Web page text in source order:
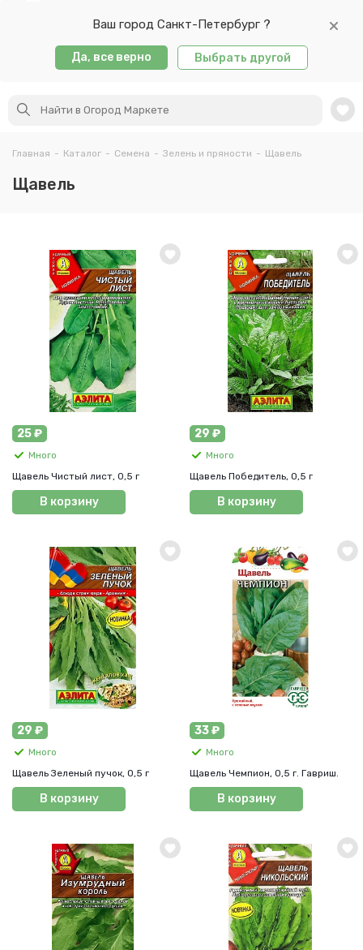
Ваш город Санкт-Петербург ?
Да, все верно Выбрать другой
Главная - Каталог - Семена - Зелень и пряности - Щавель
Щавель
25 ₽
Много
Щавель Чистый лист, 0,5 г
В корзину
29 ₽
Много
Щавель Победитель, 0,5 г
В корзину
29 ₽
Много
Щавель Зеленый пучок, 0,5 г
В корзину
33 ₽
Много
Щавель Чемпион, 0,5 г. Гавриш.
В корзину